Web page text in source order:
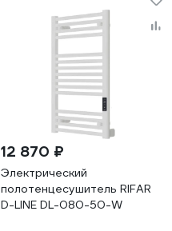
12 870 ₽
Электрический
полотенцесушитель RIFAR
D-LINE DL-080-50-W